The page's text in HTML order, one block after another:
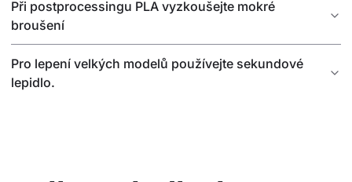
Při postprocessingu PLA vyzkoušejte mokré
broušení
Pro lepení velkých modelů používejte sekundové
lepidlo.